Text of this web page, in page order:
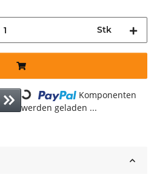
Stk
Loading...
Komponenten
werden geladen ...